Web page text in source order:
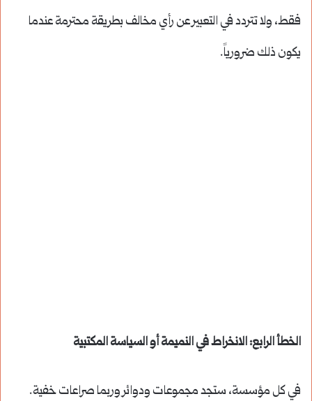
فقط، ولا تتردد في التعبير عن رأي مخالف بطريقة محترمة عندما
يكون ذلك ضرورياً.
الخطأ الرابع: الانخراط في النميمة أو السياسة المكتبية
في كل مؤسسة، ستجد مجموعات ودوائر وربما صراعات خفية.